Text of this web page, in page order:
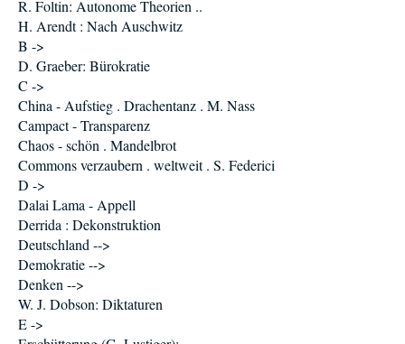
R. Foltin: Autonome Theorien ..
H. Arendt : Nach Auschwitz
B ->
D. Graeber: Bürokratie
C ->
China - Aufstieg . Drachentanz . M. Nass
Campact - Transparenz
Chaos - schön . Mandelbrot
Commons verzaubern . weltweit . S. Federici
D ->
Dalai Lama - Appell
Derrida : Dekonstruktion
Deutschland -->
Demokratie -->
Denken -->
W. J. Dobson: Diktaturen
E ->